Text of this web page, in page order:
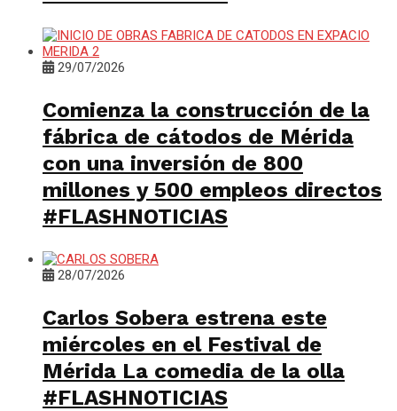
29/07/2026
Comienza la construcción de la
fábrica de cátodos de Mérida
con una inversión de 800
millones y 500 empleos directos
#FLASHNOTICIAS
28/07/2026
Carlos Sobera estrena este
miércoles en el Festival de
Mérida La comedia de la olla
#FLASHNOTICIAS